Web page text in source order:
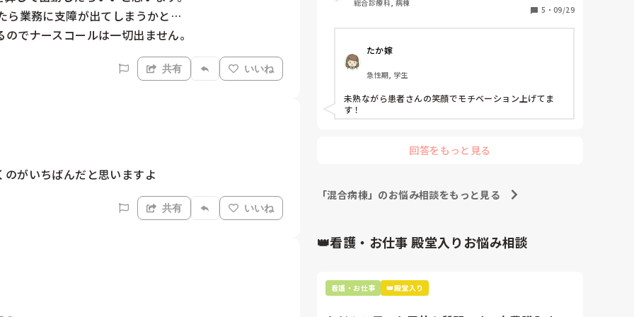
ら業務に支障が出てしまうかと…
でナースコールは一切出ません。
共有 いいね
がいちばんだと思いますよ
共有 いいね
総合診療科, 病棟
5 ・ 09/29
たか嫁
急性期, 学生
未熟ながら患者さんの笑顔でモチベーション上げてま
す！
回答をもっと見る
「混合病棟」のお悩み相談をもっと見る
👑看護・お仕事 殿堂入りお悩み相談
看護・お仕事 👑殿堂入り